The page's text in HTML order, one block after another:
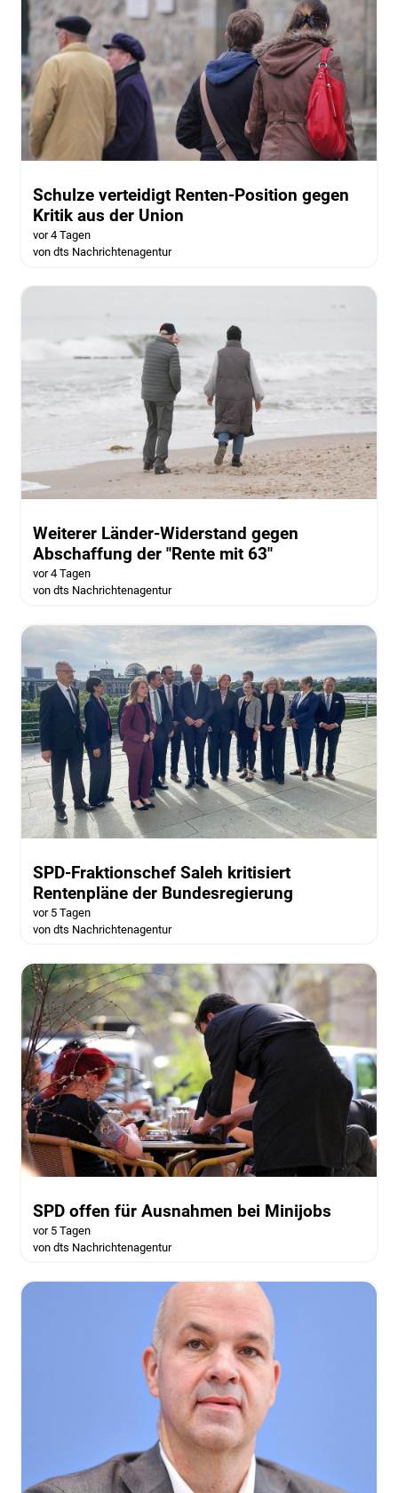
Schulze verteidigt Renten-Position gegen
Kritik aus der Union
vor 4 Tagen
von dts Nachrichtenagentur
Weiterer Länder-Widerstand gegen
Abschaffung der "Rente mit 63"
vor 4 Tagen
von dts Nachrichtenagentur
SPD-Fraktionschef Saleh kritisiert
Rentenpläne der Bundesregierung
vor 5 Tagen
von dts Nachrichtenagentur
SPD offen für Ausnahmen bei Minijobs
vor 5 Tagen
von dts Nachrichtenagentur